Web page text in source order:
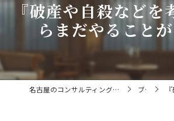
『破産や自殺などを
らまだやること
名古屋のコンサルティングなら経営コンサルタント毛利京申 ブログ 『